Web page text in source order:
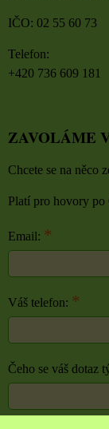
IČO: 02 55 60 73
Telefon:
+420 736 609 181
ZAVOLÁME
Chcete se na něco
Platí pro hovory po
Email: *
Váš telefon: *
Čeho se váš dotaz